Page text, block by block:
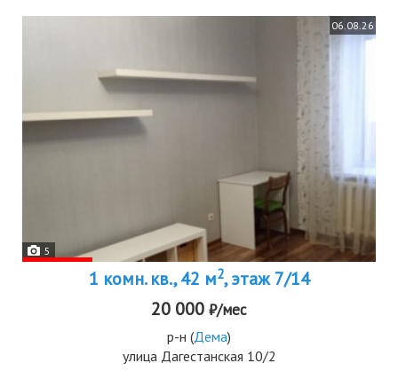
06.08.26
5
1 комн. кв., 42 м2, этаж 7/14
20 000 ₽/мес
р-н (Дема)
улица Дагестанская 10/2